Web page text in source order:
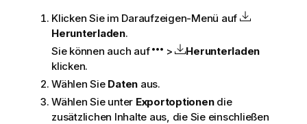
Klicken Sie im Daraufzeigen-Menü auf
Herunterladen.
Sie können auch auf
>
Herunterladen
klicken.
Wählen Sie Daten aus.
Wählen Sie unter Exportoptionendie
zusätzlichen Inhalte aus, die Sie einschließen